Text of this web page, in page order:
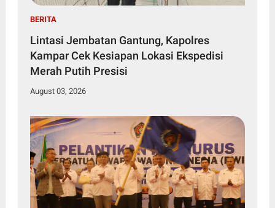
BERITA
Lintasi Jembatan Gantung, Kapolres
Kampar Cek Kesiapan Lokasi Ekspedisi
Merah Putih Presisi
August 03, 2026